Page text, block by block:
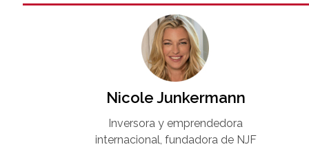
Nicole Junkermann​
Inversora y emprendedora
internacional, fundadora de NJF